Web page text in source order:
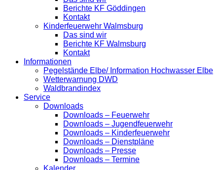
Berichte KF Göddingen
Kontakt
Kinderfeuerwehr Walmsburg
Das sind wir
Berichte KF Walmsburg
Kontakt
Informationen
Pegelstände Elbe/ Information Hochwasser Elbe
Wetterwarnung DWD
Waldbrandindex
Service
Downloads
Downloads – Feuerwehr
Downloads – Jugendfeuerwehr
Downloads – Kinderfeuerwehr
Downloads – Dienstpläne
Downloads – Presse
Downloads – Termine
Kalender